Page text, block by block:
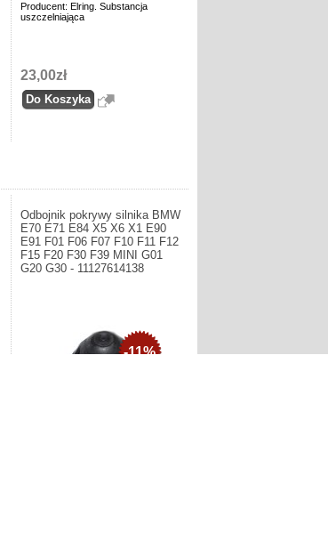
Producent: Elring. Substancja
uszczelniająca
23,00zł
Odbojnik pokrywy silnika BMW
E70 E71 E84 X5 X6 X1 E90
E91 F01 F06 F07 F10 F11 F12
F15 F20 F30 F39 MINI G01
G20 G30 - 11127614138
-11%